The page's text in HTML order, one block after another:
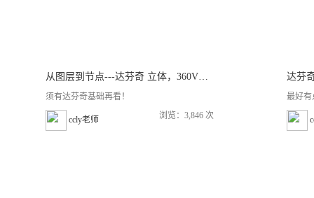
从图层到节点---达芬奇 立体，360VR流程
须有达芬奇基础再看！
ccly老师 浏览：3,846 次
达芬
最好有